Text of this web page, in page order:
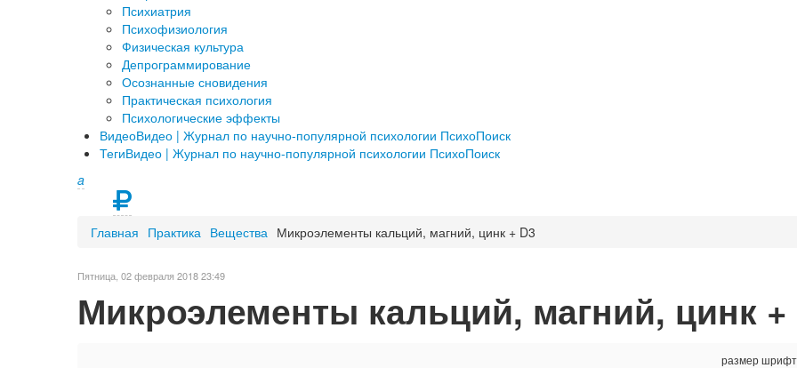
Психиатрия
Психофизиология
Физическая культура
Депрограммирование
Осознанные сновидения
Практическая психология
Психологические эффекты
ВидеоВидео | Журнал по научно-популярной психологии ПсихоПоиск
ТегиВидео | Журнал по научно-популярной психологии ПсихоПоиск
a
Главная Практика Вещества Микроэлементы кальций, магний, цинк + D3
Пятница, 02 февраля 2018 23:49
Микроэлементы кальций, магний, цинк +
размер